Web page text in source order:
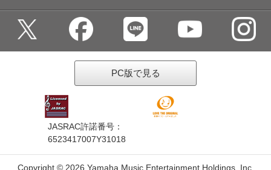
PC版で見る
JASRAC許諾番号：
6523417007Y31018
Copyright © 2026 Yamaha Music Entertainment Holdings, Inc.